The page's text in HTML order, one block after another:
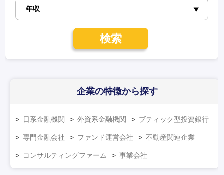
検索
企業の特徴から探す
日系金融機関 外資系金融機関 ブティック型投資銀行
専門金融会社 ファンド運営会社 不動産関連企業
コンサルティングファーム 事業会社